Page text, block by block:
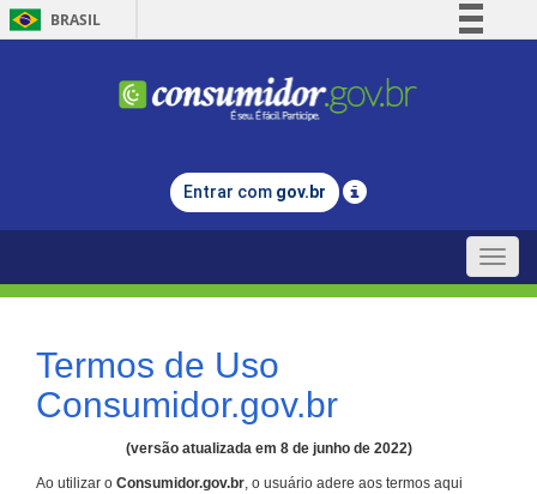
BRASIL
Comunica BR
Legislação
Entrar com gov.br
Toggle
Termos de Uso
Consumidor.gov.br
(versão atualizada em 8 de junho de 2022)
Ao utilizar o Consumidor.gov.br, o usuário adere aos termos aqui